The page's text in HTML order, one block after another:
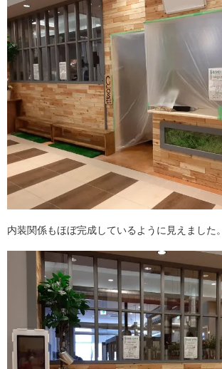
内装関係もほぼ完成しているように見えました。